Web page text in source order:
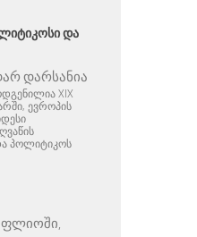
ᲓᲐ
დარსანია
XIX
ევროპის
პოლიტიკოს